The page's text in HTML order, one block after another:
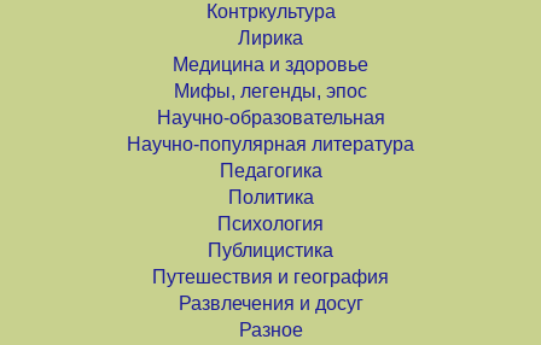
Контркультура
Лирика
Медицина и здоровье
Мифы, легенды, эпос
Научно-образовательная
Научно-популярная литература
Педагогика
Политика
Психология
Публицистика
Путешествия и география
Развлечения и досуг
Разное